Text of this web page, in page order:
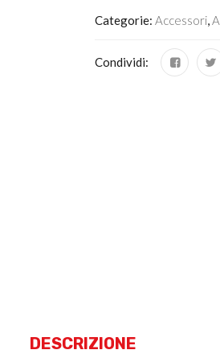
Categorie: Accessori
Condividi:
DESCRIZIONE